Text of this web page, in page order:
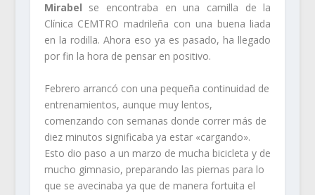
Mirabel se encontraba en una camilla de la
Clínica CEMTRO madrileña con una buena liada
en la rodilla. Ahora eso ya es pasado, ha llegado
por fin la hora de pensar en positivo.
Febrero arrancó con una pequeña continuidad de
entrenamientos, aunque muy lentos,
comenzando con semanas donde correr más de
diez minutos significaba ya estar «cargando».
Esto dio paso a un marzo de mucha bicicleta y de
mucho gimnasio, preparando las piernas para lo
que se avecinaba ya que de manera fortuita el